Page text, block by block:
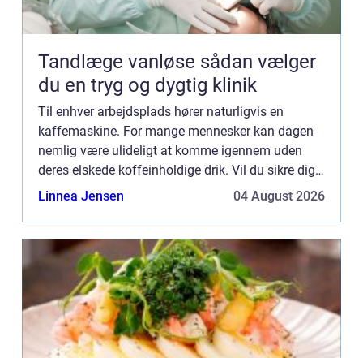
Tandlæge vanløse sådan vælger
du en tryg og dygtig klinik
Til enhver arbejdsplads hører naturligvis en
kaffemaskine. For mange mennesker kan dagen
nemlig være ulideligt at komme igennem uden
deres elskede koffeinholdige drik. Vil du sikre dig,
at kontoret får den helt rigtigeespressomaskine,
Linnea Jensen 04 August 2026